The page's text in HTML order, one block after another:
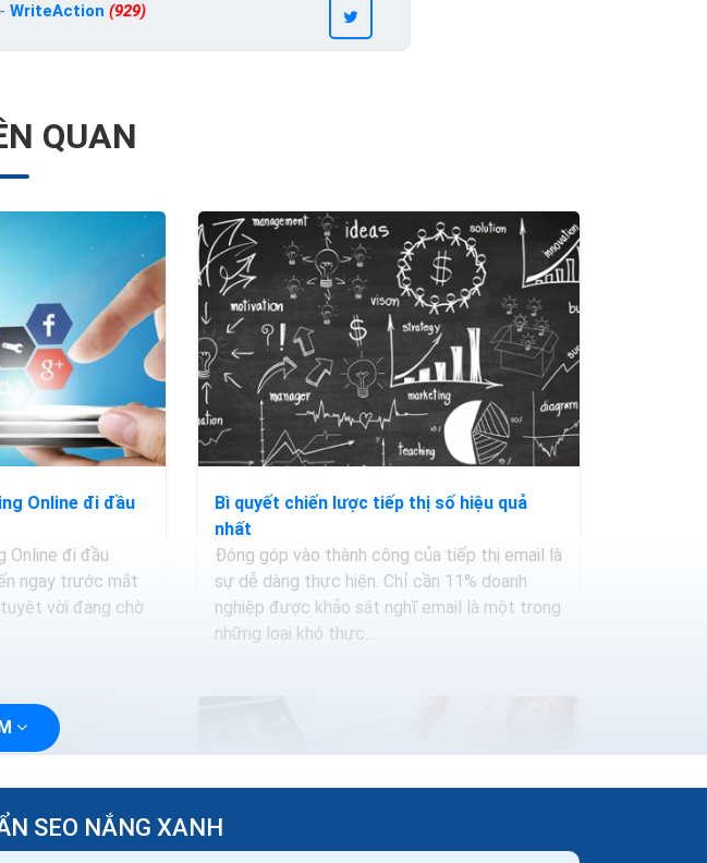
- WriteAction (929)
QUAN
Online đi đầu
Online đi đầu
ngay trước mắt
vời đang chờ
Bì quyết chiến lược tiếp thị số hiệu quả
nhất
Đóng góp vào thành công của tiếp thị email là
sự dễ dàng thực hiện. Chỉ cần 11% doanh
nghiệp được khảo sát nghĩ email là một trong
những loại khó thực...
SEO NẮNG XANH